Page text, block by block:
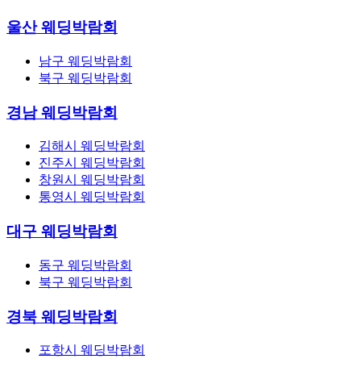
울산 웨딩박람회
남구 웨딩박람회
북구 웨딩박람회
경남 웨딩박람회
김해시 웨딩박람회
진주시 웨딩박람회
창원시 웨딩박람회
통영시 웨딩박람회
대구 웨딩박람회
동구 웨딩박람회
북구 웨딩박람회
경북 웨딩박람회
포항시 웨딩박람회